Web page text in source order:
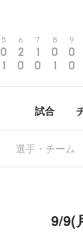
5 6 7 8 9
0 2 1 0 0
1 0 0 1 0
試合
選手・チーム
9/9(